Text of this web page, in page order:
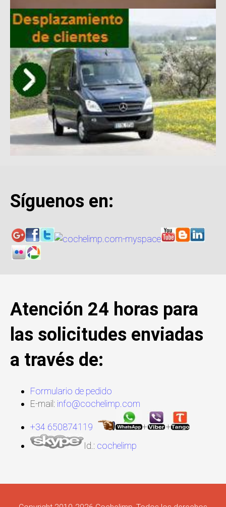
Síguenos en:
Atención 24 horas para
las solicitudes enviadas
a través de:
Formulario de pedido
E-mail: info@cochelimp.com
+34 650874119 +
+
Id.: cochelimp